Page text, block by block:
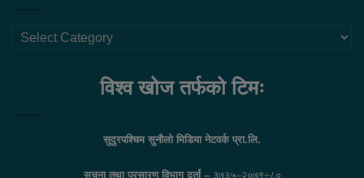
थप
विश्व खोज तर्फको टिमः
सुदुरपश्चिम सुनौलो मिडिया नेटवर्क प्रा.लि.
सुचना तथा प्रसारण विभाग दर्ता – ३७३५–२०७९÷८०